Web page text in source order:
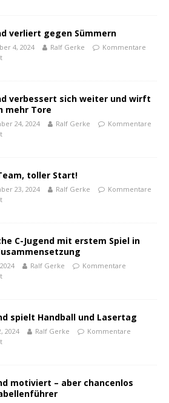
verliert gegen Sümmern
4, 2024 Ralf Gerke
Kommentare
verbessert sich weiter und wirft
mehr Tore
24, 2024 Ralf Gerke
Kommentare
toller Start!
23, 2024 Ralf Gerke
Kommentare
C-Jugend mit erstem Spiel in
Ralf Gerke
Kommentare
spielt Handball und Lasertag
2024 Ralf Gerke
Kommentare
motiviert – aber chancenlos